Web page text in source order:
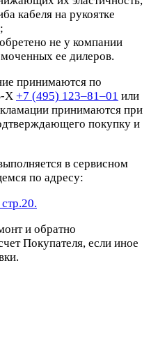
кабеля на рукоятке
не у компании
ее дилеров.
принимаются по
X +7 (495) 123–81–01 или
принимаются при
покупку и
в сервисном
по адресу:
и обратно
Покупателя, если иное